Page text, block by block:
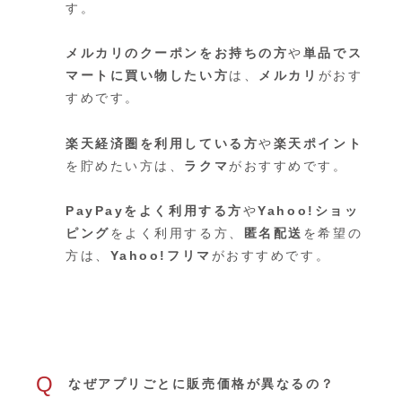
す。
メルカリのクーポンをお持ちの方や単品でス
マートに買い物したい方は、 メルカリ がおす
すめです。
楽天経済圏を利用している方や楽天ポイント
を貯めたい方は、 ラクマ がおすすめです。
PayPayをよく利用する方やYahoo!ショッ
ピングをよく利用する方、 匿名配送 を希望の
方は、 Yahoo!フリマ がおすすめです。
Q なぜアプリごとに販売価格が異なるの？